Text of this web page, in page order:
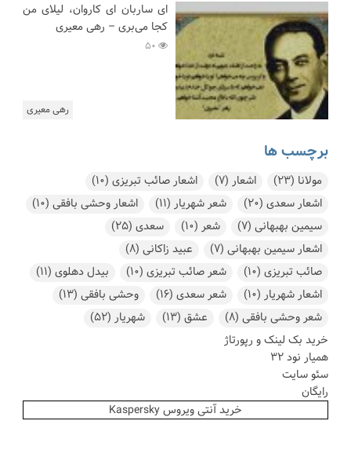
رهی معیری
ای ساربان ای کاروان، لیلای من
کجا می‌بری – رهی معیری
برچسب ها
مولانا (23) اشعار(7) اشعار صائب تبریزی(10)
اشعار سعدی(20) شعر شهریار(11) اشعار وحشی بافقی(10)
سیمین بهبهانی(7) شعر(10) سعدی(25)
اشعار سیمین بهبهانی(7) عبید زاکانی(8)
صائب تبریزی(10) شعر صائب تبریزی(10) بیدل دهلوی(11)
اشعار شهریار(10) شعر سعدی(16) وحشی بافقی(13)
شعر وحشی بافقی(8) عشق(13) شهریار(52)
خرید بک لینک و رپورتاژ
همیار نود 32
سئو سایت
رایگان
خرید آنتی ویروس Kaspersky